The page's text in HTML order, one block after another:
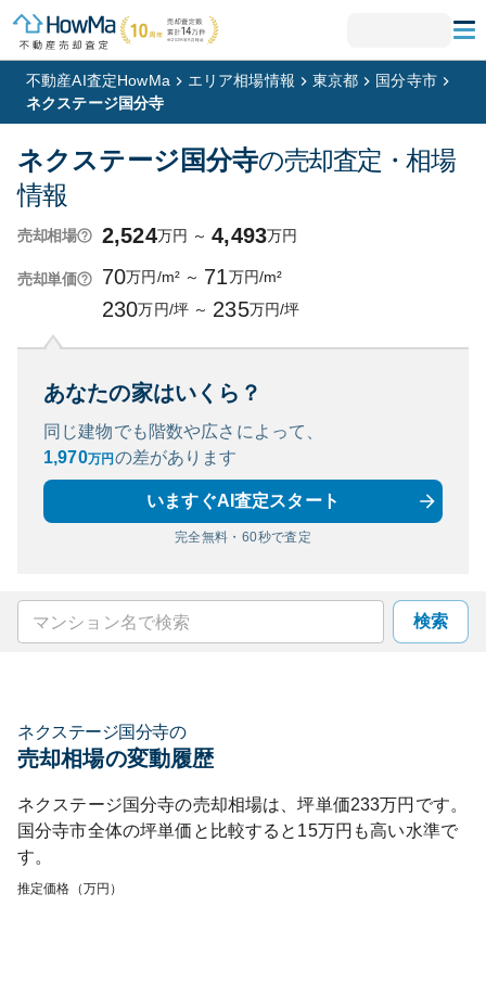
不動産AI査定HowMa エリア相場情報 東京都
国分寺市
ネクステージ国分寺
ネクステージ国分寺の売却査定・相場
情報
売却相場 2,524万円 ～ 4,493万円
売却単価 70万円/m² ～ 71万円/m²
230万円/坪 ～ 235万円/坪
あなたの家はいくら？
同じ建物でも階数や広さによって、
1,970万円 の差があります
いますぐAI査定スタート
完全無料・60秒で査定
検索
ネクステージ国分寺の
売却相場の変動履歴
ネクステージ国分寺の売却相場は、坪単価233万円です。
国分寺市全体の坪単価と比較すると 15万円も高い水準で
す。
推定価格（万円）